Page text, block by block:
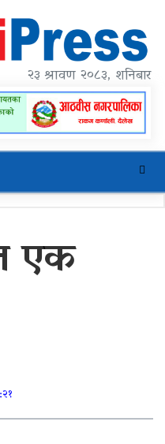
२३ श्रावण २०८३, शनिबार
प्रशासकीय भवन
एक